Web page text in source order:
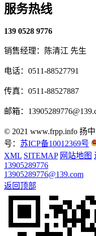
服务热线
139 0528 9776
销售经理：陈清江 先生
电话：0511-88527791
传真：0511-88527887
邮箱：
© 2021 www.frpp.info 扬
号： 苏ICP备10012369号
XML SITEMAP 网站地图
13905289776
13905289776@139.com
返回顶部